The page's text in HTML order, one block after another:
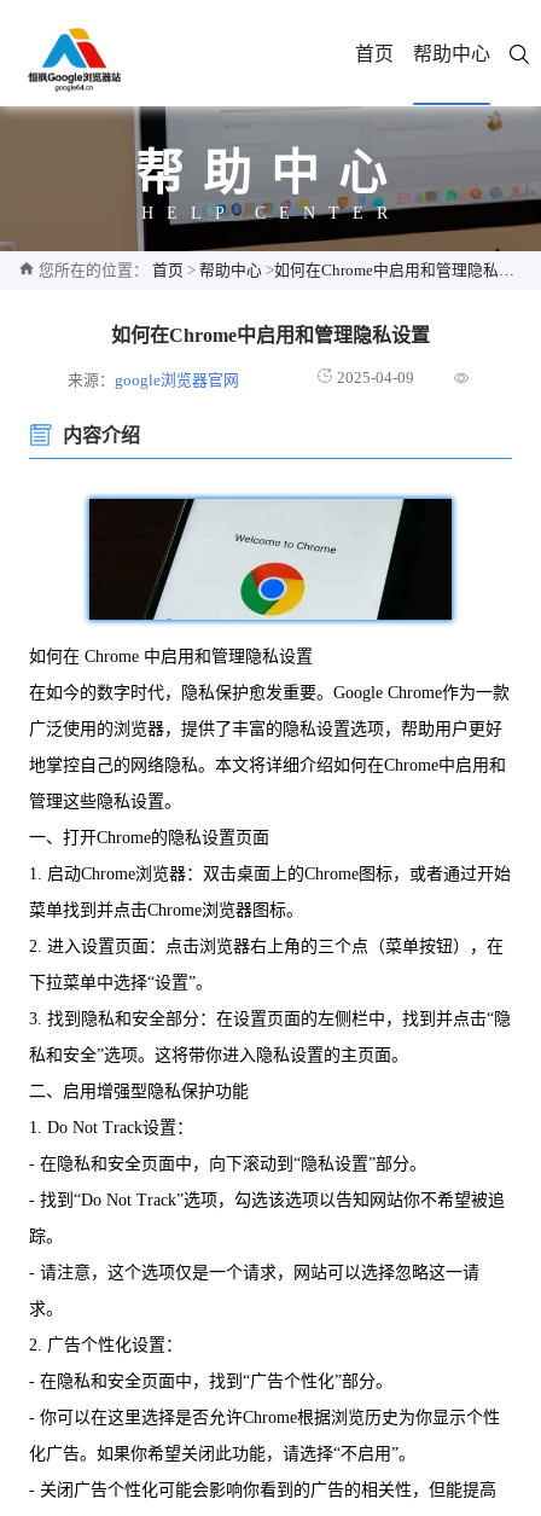
首页 帮助中心
帮助中心
HELP CENTER
您所在的位置： 首页 > 帮助中心 >如何在Chrome中启用和管理隐私设置
如何在Chrome中启用和管理隐私设置
来源：google浏览器官网 2025-04-09
内容介绍
如何在 Chrome 中启用和管理隐私设置
在如今的数字时代，隐私保护愈发重要。Google Chrome作为一款
广泛使用的浏览器，提供了丰富的隐私设置选项，帮助用户更好
地掌控自己的网络隐私。本文将详细介绍如何在Chrome中启用和
管理这些隐私设置。
一、打开Chrome的隐私设置页面
1. 启动Chrome浏览器：双击桌面上的Chrome图标，或者通过开始
菜单找到并点击Chrome浏览器图标。
2. 进入设置页面：点击浏览器右上角的三个点（菜单按钮），在
下拉菜单中选择“设置”。
3. 找到隐私和安全部分：在设置页面的左侧栏中，找到并点击“隐
私和安全”选项。这将带你进入隐私设置的主页面。
二、启用增强型隐私保护功能
1. Do Not Track设置：
- 在隐私和安全页面中，向下滚动到“隐私设置”部分。
- 找到“Do Not Track”选项，勾选该选项以告知网站你不希望被追
踪。
- 请注意，这个选项仅是一个请求，网站可以选择忽略这一请
求。
2. 广告个性化设置：
- 在隐私和安全页面中，找到“广告个性化”部分。
- 你可以在这里选择是否允许Chrome根据浏览历史为你显示个性
化广告。如果你希望关闭此功能，请选择“不启用”。
- 关闭广告个性化可能会影响你看到的广告的相关性，但能提高